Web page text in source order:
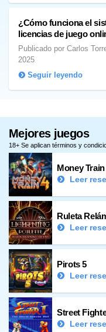
¿Cómo funciona el
licencias de juego
Publicado por Carlos
2025
Seguir leyendo
Mejores juegos
18+ Se aplican términos y
Money Train
Leer
Ruleta
Leer
Pirots 5
Leer
Street
Leer